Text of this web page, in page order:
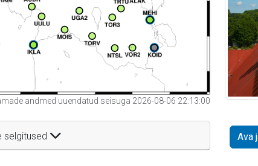
andmed uuendatud seisuga 2026-08-06 22:13:00
selgitused Ava